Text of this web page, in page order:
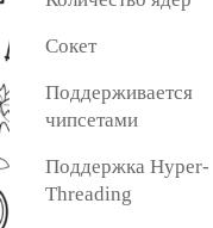
Сокет
Поддерживается
чипсетами
Поддержка Hyper-
Threading